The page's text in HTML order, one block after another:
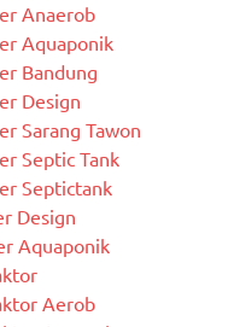
Anaerob
Aquaponik
Bandung
Design
Sarang Tawon
Septic Tank
Septictank
Design
Aquaponik
Aerob